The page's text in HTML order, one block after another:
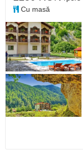
Cu masă